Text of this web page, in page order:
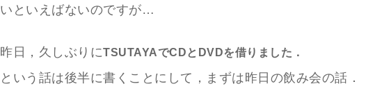
いといえばないのですが…
昨日，久しぶりにTSUTAYAでCDとDVDを借りました．
という話は後半に書くことにして，まずは昨日の飲み会の話．